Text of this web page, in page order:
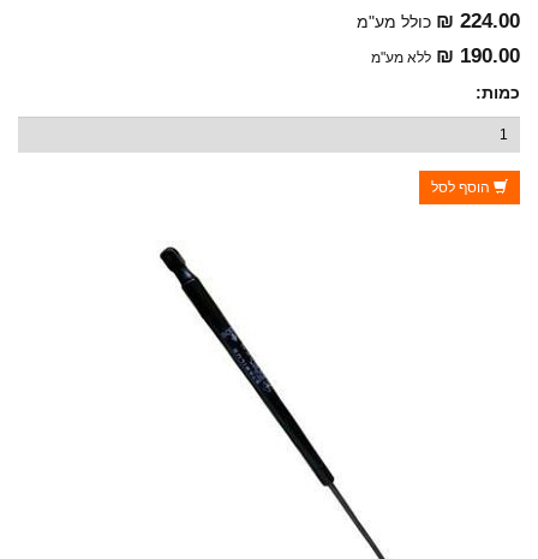
224.00 ₪ כולל מע"מ
190.00 ₪ ללא מע"מ
כמות:
הוסף לסל